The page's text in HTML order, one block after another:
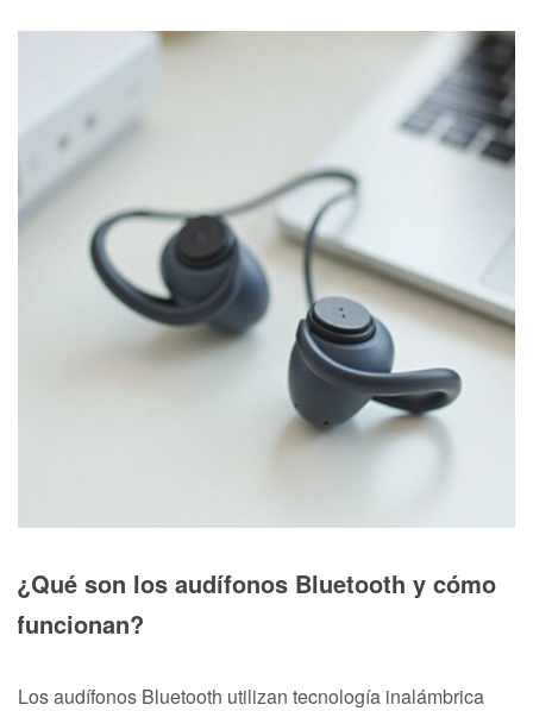
¿Qué son los audífonos Bluetooth y cómo
funcionan?
Los audífonos Bluetooth utilizan tecnología inalámbrica